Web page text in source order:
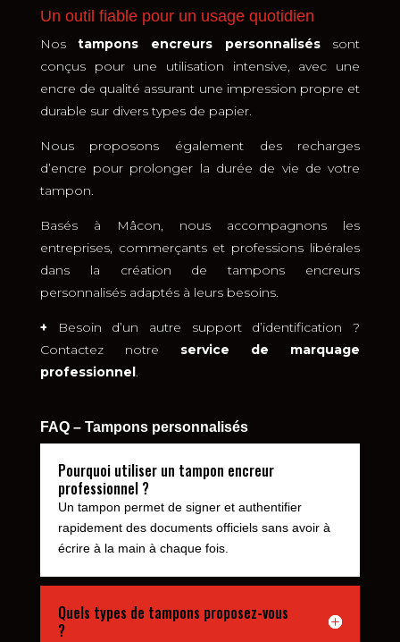
Un outil fiable pour un usage quotidien
Nostampons encreurs personnaliséssont
conçus pour une utilisation intensive, avec une
encre de qualité assurant une impression propre et
durable sur divers types de papier.
Nous proposons également des recharges
d’encre pour prolonger la durée de vie de votre
tampon.
Basés à Mâcon, nous accompagnons les
entreprises, commerçants et professions libérales
dans la création de tampons encreurs
personnalisés adaptés à leurs besoins.
+ Besoin d’un autre support d’identification ?
Contactez notre service de marquage
professionnel.
FAQ – Tampons personnalisés
Pourquoi utiliser un tampon encreur
professionnel ?
Un tampon permet de signer et authentifier
rapidement des documents officiels sans avoir à
écrire à la main à chaque fois.
Quels types de tampons proposez-vous
?